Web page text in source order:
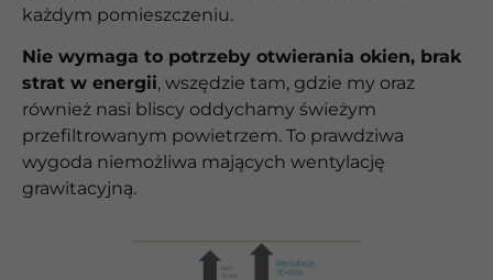
każdym pomieszczeniu.
Nie wymaga to potrzeby otwierania okien, brak
strat w energii, wszędzie tam, gdzie my oraz
również nasi bliscy oddychamy świeżym
przefiltrowanym powietrzem. To prawdziwa
wygoda niemożliwa mających wentylację
grawitacyjną.